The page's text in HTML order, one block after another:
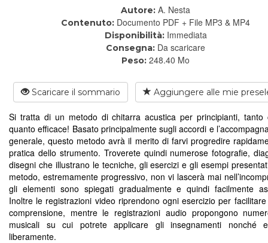
Autore: A. Nesta
Contenuto: Documento PDF + File MP3 & MP4
Disponibilità: Immediata
Consegna: Da scaricare
Peso: 248.40 Mo
Scaricare il sommario Aggiungere alle mie
Si tratta di un metodo di chitarra acustica per principianti, tanto
quanto efficace! Basato principalmente sugli accordi e
generale, questo metodo avrà il merito di farvi progredire
pratica dello strumento. Troverete quindi numerose fotografie,
disegni che illustrano le tecniche, gli esercizi e gli esempi
metodo, estremamente progressivo, non vi lascerà mai
gli elementi sono spiegati gradualmente e quindi facilmente
Inoltre le registrazioni video riprendono ogni esercizio per
comprensione, mentre le registrazioni audio propongono
musicali su cui potrete applicare gli insegnamenti nonché
liberamente.